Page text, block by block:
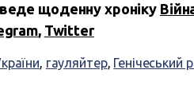
веде щоденну хроніку
, Twitter
, гауляйтер, Генічеський